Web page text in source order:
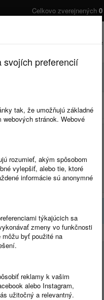
Celkovo zverejnených 0
Úvod Cenník O projekte
svojích preferencií
tak, že umožňujú základné
stránok. Webové
rozumieť, akým spôsobom
vylepšiť, alebo tie, ktoré
informácie sú anonymné
týkajúcich sa
zmeny vo funkčnosti
byť použité na
reklamy k vašim
alebo Instagram,
užitočný a relevantný.